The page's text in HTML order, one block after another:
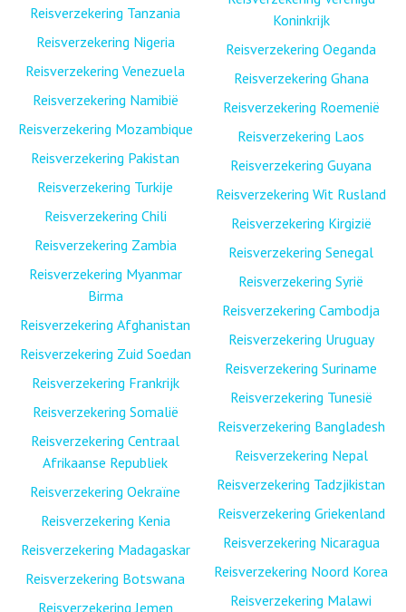
Reisverzekering Tanzania
Reisverzekering Nigeria
Reisverzekering Venezuela
Reisverzekering Namibië
Reisverzekering Mozambique
Reisverzekering Pakistan
Reisverzekering Turkije
Reisverzekering Chili
Reisverzekering Zambia
Reisverzekering Myanmar
Birma
Reisverzekering Afghanistan
Reisverzekering Zuid Soedan
Reisverzekering Frankrijk
Reisverzekering Somalië
Reisverzekering Centraal
Afrikaanse Republiek
Reisverzekering Oekraïne
Reisverzekering Kenia
Reisverzekering Madagaskar
Reisverzekering Botswana
Reisverzekering Jemen
Koninkrijk
Reisverzekering Oeganda
Reisverzekering Ghana
Reisverzekering Roemenië
Reisverzekering Laos
Reisverzekering Guyana
Reisverzekering Wit Rusland
Reisverzekering Kirgizië
Reisverzekering Senegal
Reisverzekering Syrië
Reisverzekering Cambodja
Reisverzekering Uruguay
Reisverzekering Suriname
Reisverzekering Tunesië
Reisverzekering Bangladesh
Reisverzekering Nepal
Reisverzekering Tadzjikistan
Reisverzekering Griekenland
Reisverzekering Nicaragua
Reisverzekering Noord Korea
Reisverzekering Malawi